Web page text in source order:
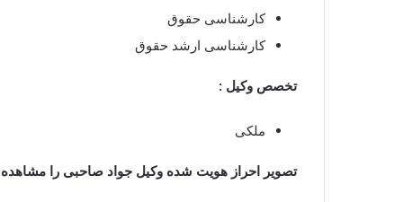
کارشناسی حقوق
کارشناسی ارشد حقوق
تخصص وکیل :
ملکی
تصویر احراز هویت شده وکیل جواد صاحبی را مشاهده